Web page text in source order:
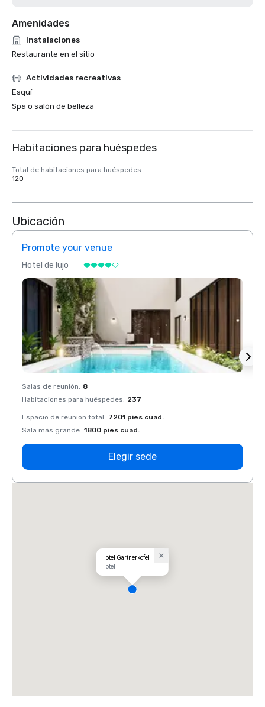
Amenidades
Instalaciones
Restaurante en el sitio
Actividades recreativas
Esquí
Spa o salón de belleza
Habitaciones para huéspedes
Total de habitaciones para huéspedes
120
Ubicación
Promote your venue
Hotel de lujo
Salas de reunión: 8
Habitaciones para huéspedes: 237
Espacio de reunión total: 7201 pies cuad.
Sala más grande: 1800 pies cuad.
Elegir sede
Hotel Gartnerkofel
Hotel